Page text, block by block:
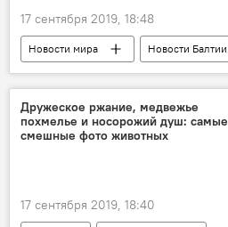
17 сентября 2019, 18:48
Новости мира
Новости Балтии
Эстония
неграждане
Дружеское ржание, медвежье
похмелье и носорожий душ: самые
смешные фото животных
17 сентября 2019, 18:40